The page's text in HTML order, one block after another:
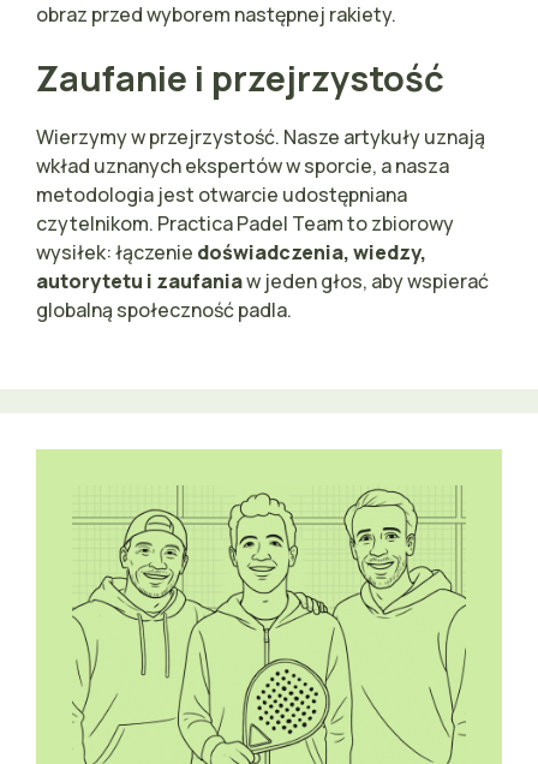
obraz przed wyborem następnej rakiety.
Zaufanie i przejrzystość
Wierzymy w przejrzystość. Nasze artykuły uznają
wkład uznanych ekspertów w sporcie, a nasza
metodologia jest otwarcie udostępniana
czytelnikom. Practica Padel Team to zbiorowy
wysiłek: łączenie doświadczenia, wiedzy,
autorytetu i zaufaniaw jeden głos, aby wspierać
globalną społeczność padla.